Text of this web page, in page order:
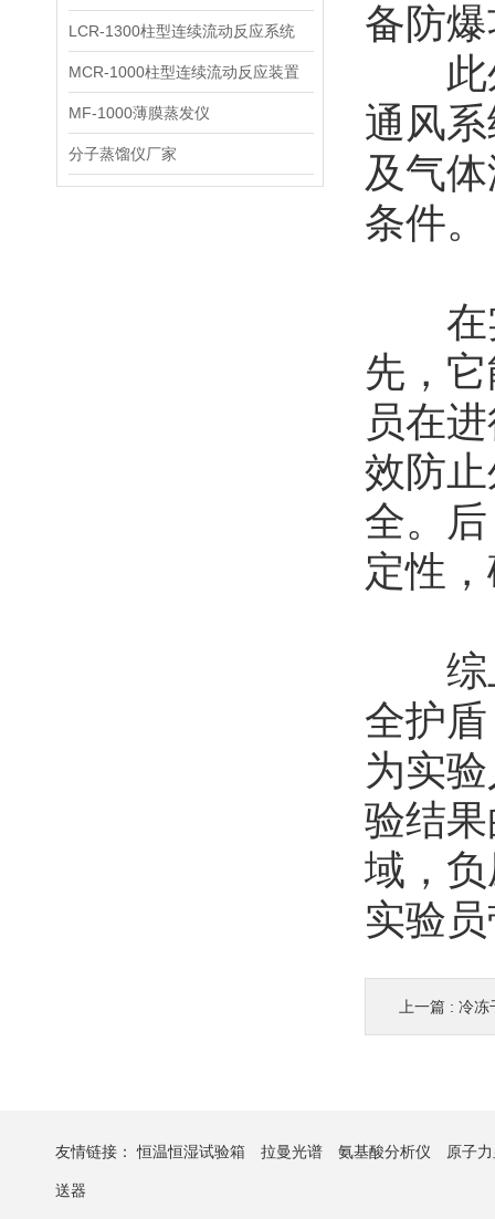
LCR-1300柱型连续流动反应系统
MCR-1000柱型连续流动反应装置
MF-1000薄膜蒸发仪
分子蒸馏仪厂家
备防
此外
通风
及气
条件。
在实
先，
员在
效防
全。
定性
综上
全护
为实
验结
域，
实验
上一篇 : 冷冻
友情链接：恒温恒湿试验箱 拉曼光谱 氨基酸分析仪 原子
送器